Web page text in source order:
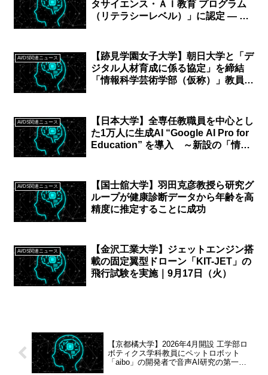
タサイエンス・ＡＩ教育 プログラム
（リテラシーレベル）」に認定 — 摂
AI/DS関連ニュース
【跡見学園女子大学】朝日大学と「デ
ジタル人材育成に係る協定」を締結
「情報科学芸術学部（仮称）」教員に
AI/DS関連ニュース
【日本大学】全専任教職員を中心とし
た1万人に生成AI “Google AI Pro for
Education” を導入 ～新設の「情報
創造」を加速～
AI/DS関連ニュース
【国士舘大学】羽田克彦教授ら研究グ
ループが健康診断データから年齢を高
精度に推定することに成功
AI/DS関連ニュース
【金沢工業大学】ジェットエンジン搭
載の固定翼型ドローン「KIT-JET」の
飛行試験を実施｜9月17日（火）
【京都橘大学】2026年4月開設 工学部ロ
ボティクス学科教員にペットロボット
「aibo」の開発者で音声AI研究の第一人